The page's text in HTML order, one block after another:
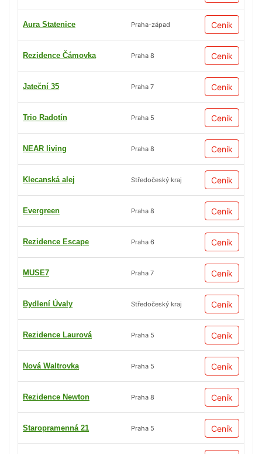
Aura Statenice Praha-západ Ceník
Rezidence Čámovka Praha 8 Ceník
Jateční 35 Praha 7 Ceník
Trio Radotín Praha 5 Ceník
NEAR living Praha 8 Ceník
Klecanská alej Středočeský kraj Ceník
Evergreen Praha 8 Ceník
Rezidence Escape Praha 6 Ceník
MUSE7 Praha 7 Ceník
Bydlení Úvaly Středočeský kraj Ceník
Rezidence Laurová Praha 5 Ceník
Nová Waltrovka Praha 5 Ceník
Rezidence Newton Praha 8 Ceník
Staropramenná 21 Praha 5 Ceník